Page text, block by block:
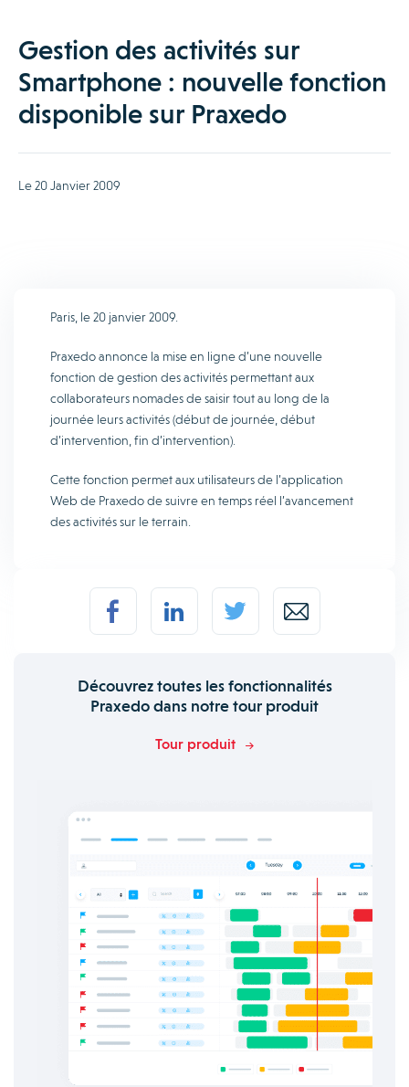
Gestion des activités sur
Smartphone : nouvelle fonction
disponible sur Praxedo
Le 20 Janvier 2009
Paris, le 20 janvier 2009.
Praxedo annonce la mise en ligne d’une nouvelle
fonction de gestion des activités permettant aux
collaborateurs nomades de saisir tout au long de la
journée leurs activités (début de journée, début
d’intervention, fin d’intervention).
Cette fonction permet aux utilisateurs de l’application
Web de Praxedo de suivre en temps réel l’avancement
des activités sur le terrain.
Découvrez toutes les fonctionnalités
Praxedo dans notre tour produit
Tour produit